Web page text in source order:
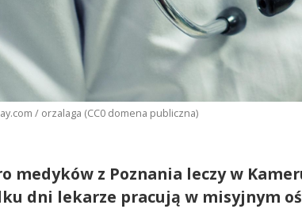
/ orzalaga (CC0 domena publiczna)
medyków z Poznania leczy w
dni lekarze pracują w misyjnym